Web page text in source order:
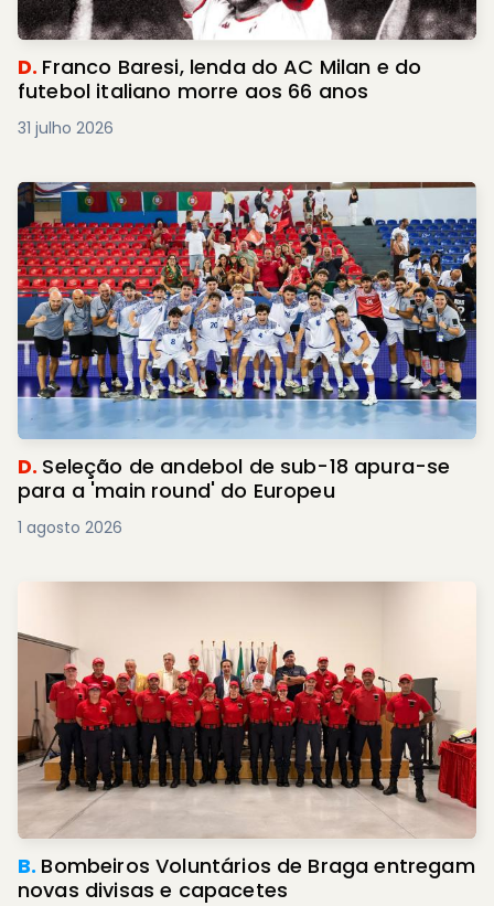
D. Franco Baresi, lenda do AC Milan e do
futebol italiano morre aos 66 anos
31 julho 2026
D. Seleção de andebol de sub-18 apura-se
para a 'main round' do Europeu
1 agosto 2026
B. Bombeiros Voluntários de Braga entregam
novas divisas e capacetes